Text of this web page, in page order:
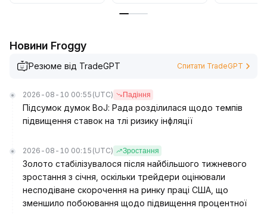
Новини Froggy
Резюме від TradeGPT Спитати TradeGPT
2026-08-10 00:55 (UTC) Падіння
Підсумок думок BoJ: Рада розділилася щодо темпів
підвищення ставок на тлі ризику інфляції
2026-08-10 00:15 (UTC) Зростання
Золото стабілізувалося після найбільшого тижневого
зростання з січня, оскільки трейдери оцінювали
несподіване скорочення на ринку праці США, що
зменшило побоювання щодо підвищення процентної